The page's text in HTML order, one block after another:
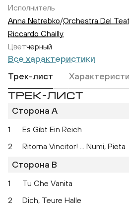
Исполнитель
Anna Netrebko/Orchestra Del
Riccardo Chailly
Цветчерный
Все характеристики
Трек-лист
ТРЕК-ЛИСТ
Сторона A
1 Es Gibt Ein Reich
2
Ritorna Vincitor! ... Numi, Pieta
Сторона B
1 Tu Che Vanita
2
Dich, Teure Halle